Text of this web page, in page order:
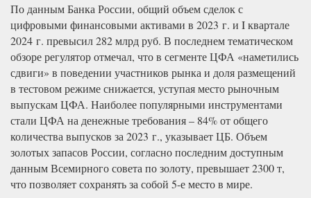
По данным Банка России, общий объем сделок с
цифровыми финансовыми активами в 2023 г. и I квартале
2024 г. превысил 282 млрд руб. В последнем тематическом
обзоре регулятор отмечал, что в сегменте ЦФА «наметились
сдвиги» в поведении участников рынка и доля размещений
в тестовом режиме снижается, уступая место рыночным
выпускам ЦФА. Наиболее популярными инструментами
стали ЦФА на денежные требования – 84% от общего
количества выпусков за 2023 г., указывает ЦБ. Объем
золотых запасов России, согласно последним доступным
данным Всемирного совета по золоту, превышает 2300 т,
что позволяет сохранять за собой 5-е место в мире.